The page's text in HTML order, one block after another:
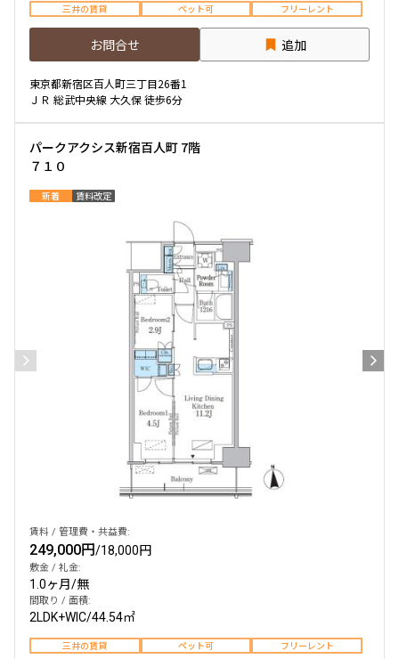
三井の賃貸 ペット可 フリーレント
お問合せ 追加
東京都新宿区百人町三丁目26番1
ＪＲ 総武中央線 大久保 徒歩6分
パークアクシス新宿百人町 7階
７１０
新着 賃料改定
賃料 / 管理費・共益費:
249,000円/18,000円
敷金 / 礼金:
1.0ヶ月/無
間取り / 面積:
2LDK+WIC/44.54㎡
三井の賃貸 ペット可 フリーレント